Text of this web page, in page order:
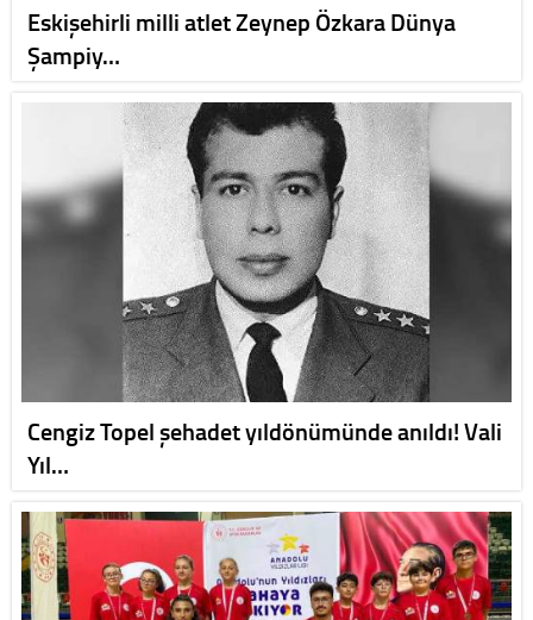
Eskişehirli milli atlet Zeynep Özkara Dünya
Şampiy…
Cengiz Topel şehadet yıldönümünde anıldı! Vali
Yıl…